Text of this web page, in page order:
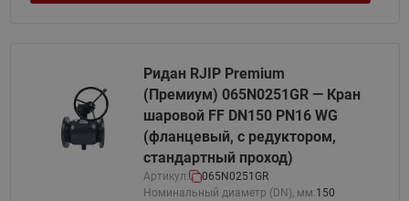
Ридан RJIP Premium
(Премиум) 065N0251GR — Кран
шаровой FF DN150 PN16 WG
(фланцевый, с редуктором,
стандартный проход)
Артикул:
065N0251GR
Номинальный диаметр (DN), мм:150